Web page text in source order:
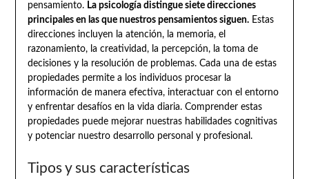
pensamiento. La psicología distingue siete direcciones
principales en las que nuestros pensamientos siguen.Estas
direcciones incluyen la atención, la memoria, el
razonamiento, la creatividad, la percepción, la toma de
decisiones y la resolución de problemas. Cada una de estas
propiedades permite a los individuos procesar la
información de manera efectiva, interactuar con el entorno
y enfrentar desafíos en la vida diaria. Comprender estas
propiedades puede mejorar nuestras habilidades cognitivas
y potenciar nuestro desarrollo personal y profesional.
Tipos y sus características